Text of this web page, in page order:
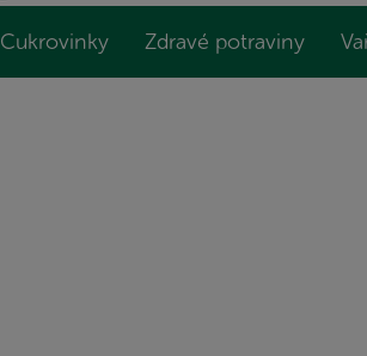
Cukrovinky Zdravé potraviny